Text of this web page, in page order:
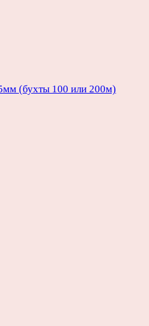
(бухты 100 или 200м)